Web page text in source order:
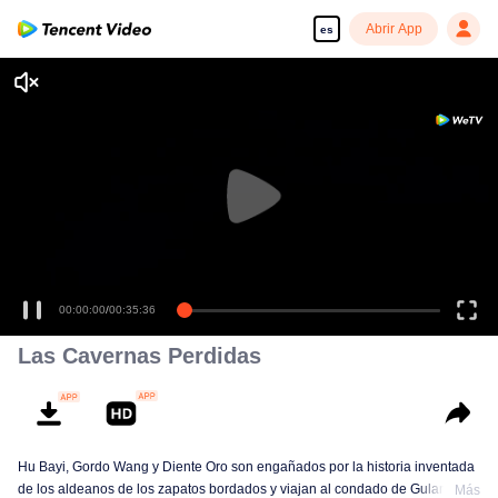
es Abrir App
00:00:00/00:35:36
Las Cavernas Perdidas
Hu Bayi, Gordo Wang y Diente Oro son engañados por la historia inventada
de los aldeanos de los zapatos bordados y viajan al condado de Gulan enMás